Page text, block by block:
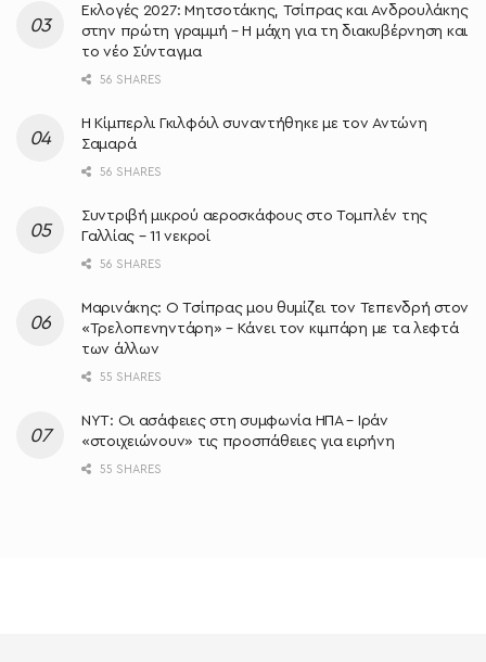
Εκλογές 2027: Μητσοτάκης, Τσίπρας και Ανδρουλάκης
στην πρώτη γραμμή – Η μάχη για τη διακυβέρνηση και
το νέο Σύνταγμα
56 SHARES
Η Κίμπερλι Γκιλφόιλ συναντήθηκε με τον Αντώνη
Σαμαρά
56 SHARES
Συντριβή μικρού αεροσκάφους στο Τομπλέν της
Γαλλίας – 11 νεκροί
56 SHARES
Μαρινάκης: Ο Τσίπρας μου θυμίζει τον Τεπενδρή στον
«Τρελοπενηντάρη» – Κάνει τον κιμπάρη με τα λεφτά
των άλλων
55 SHARES
NYT: Οι ασάφειες στη συμφωνία ΗΠΑ – Ιράν
«στοιχειώνουν» τις προσπάθειες για ειρήνη
55 SHARES